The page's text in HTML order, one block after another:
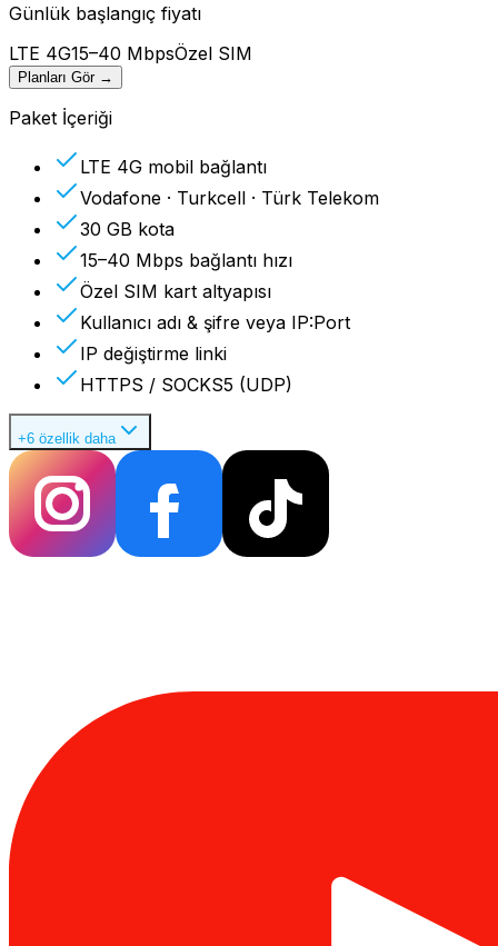
Günlük başlangıç fiyatı
LTE 4G15–40 MbpsÖzel SIM
Planları Gör →
Paket İçeriği
LTE 4G mobil bağlantı
Vodafone · Turkcell · Türk Telekom
30 GB kota
15–40 Mbps bağlantı hızı
Özel SIM kart altyapısı
Kullanıcı adı & şifre veya IP:Port
IP değiştirme linki
HTTPS / SOCKS5 (UDP)
+6 özellik daha